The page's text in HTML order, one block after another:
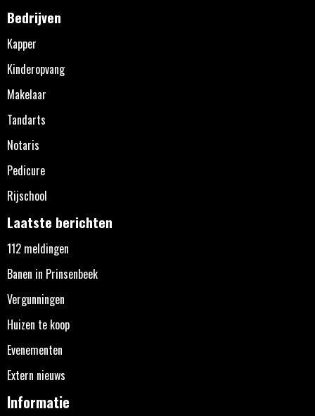
Bedrijven
Kapper
Kinderopvang
Makelaar
Tandarts
Notaris
Pedicure
Rijschool
Laatste berichten
112 meldingen
Banen in Prinsenbeek
Vergunningen
Huizen te koop
Evenementen
Extern nieuws
Informatie